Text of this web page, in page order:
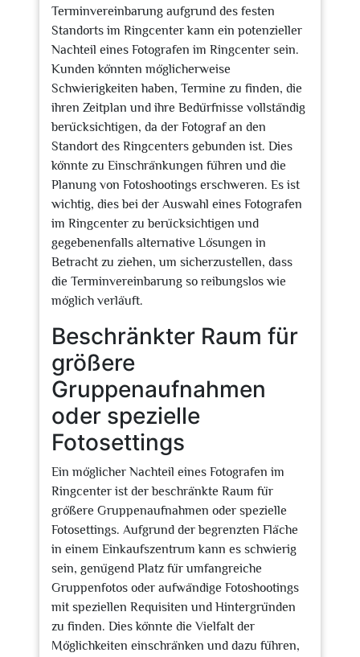
Terminvereinbarung aufgrund des festen
Standorts im Ringcenter kann ein potenzieller
Nachteil eines Fotografen im Ringcenter sein.
Kunden könnten möglicherweise
Schwierigkeiten haben, Termine zu finden, die
ihren Zeitplan und ihre Bedürfnisse vollständig
berücksichtigen, da der Fotograf an den
Standort des Ringcenters gebunden ist. Dies
könnte zu Einschränkungen führen und die
Planung von Fotoshootings erschweren. Es ist
wichtig, dies bei der Auswahl eines Fotografen
im Ringcenter zu berücksichtigen und
gegebenenfalls alternative Lösungen in
Betracht zu ziehen, um sicherzustellen, dass
die Terminvereinbarung so reibungslos wie
möglich verläuft.
Beschränkter Raum für
größere
Gruppenaufnahmen
oder spezielle
Fotosettings
Ein möglicher Nachteil eines Fotografen im
Ringcenter ist der beschränkte Raum für
größere Gruppenaufnahmen oder spezielle
Fotosettings. Aufgrund der begrenzten Fläche
in einem Einkaufszentrum kann es schwierig
sein, genügend Platz für umfangreiche
Gruppenfotos oder aufwändige Fotoshootings
mit speziellen Requisiten und Hintergründen
zu finden. Dies könnte die Vielfalt der
Möglichkeiten einschränken und dazu führen,